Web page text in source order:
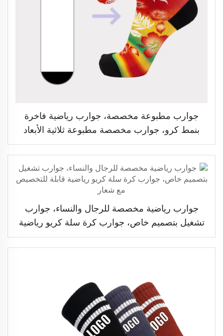
جوارب مطبوعة مخصصة، جوارب رياضية فاخرة
بنمط كرو، جوارب مخصصة مطبوعة ثلاثية الأبعاد
جوارب رياضية مخصصة للرجال والنساء، جوارب
تشغيل بتصميم خاص، جوارب كرة سلة كريو رياضية
قابلة للتخصيص مع شعار